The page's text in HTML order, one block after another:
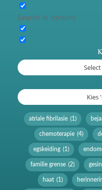
Search in content
atriale fibrilasie (1)
chemoterapie (4)
egskeiding (1)
familie grense (2)
haat (1)